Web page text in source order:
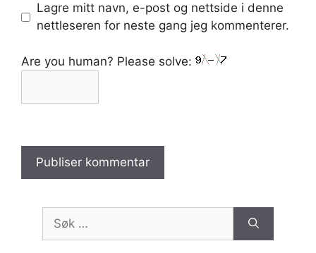
Lagre mitt navn, e-post og nettside i denne
nettleseren for neste gang jeg kommenterer.
Are you human? Please solve:
Søk
etter: